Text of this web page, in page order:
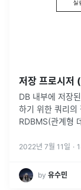
저장 프로시
DB 내부에 저장
하기 위한 쿼리의
RDBMS(관계형
2022년 7월 11일 · 1
by 유수민